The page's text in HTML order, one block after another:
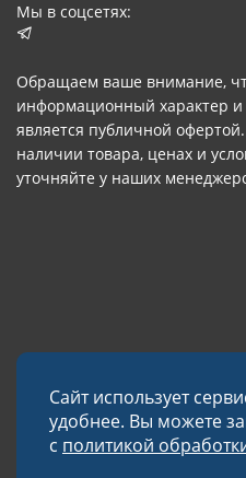
Мы в соцсетях:
Обращаем ваше внимание,
информационный характер и
является публичной
наличии товара, ценах и
уточняйте у наших
© 2026 Завод «Меткон»
Сайт использует
удобнее. Вы можете
с политикой